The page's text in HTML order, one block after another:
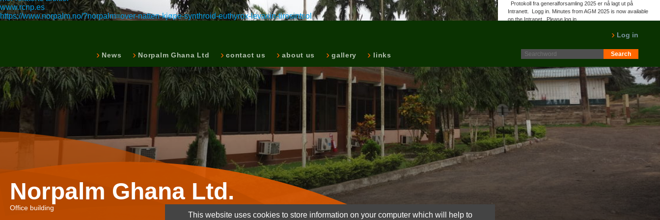
www.rcnp.es
https://www.norpalm.no/?norpalm=over-natten-kjøpe-synthroid-euthyrox-levaxin-tirosintsol
News Norpalm Ghana Ltd contact us about us gallery links
Log in
Protokoll fra generalforsamling 2025 er nå lagt ut på
Intranett. Logg in. Minutes from AGM 2025 is now available
on the Intranet. Please log in.
Norpalm Ghana Ltd.
Office building
This website uses cookies to store information on your computer which will help to